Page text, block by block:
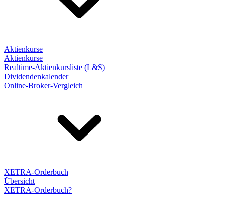
Aktienkurse
Aktienkurse
Realtime-Aktienkursliste (L&S)
Dividendenkalender
Online-Broker-Vergleich
XETRA-Orderbuch
Übersicht
XETRA-Orderbuch?